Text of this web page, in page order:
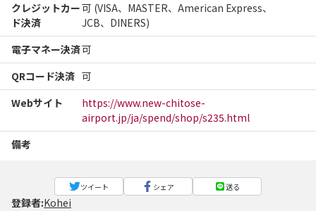
クレジットカー
ド決済
可 (VISA、MASTER、American Express、
JCB、DINERS)
電子マネー決済可
QRコード決済 可
Webサイト
https://www.new-chitose-
airport.jp/ja/spend/shop/s235.html
備考
ツイート シェア 送る
登録者:Kohei